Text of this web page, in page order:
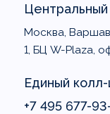
Москва,
1, БЦ W-Plaza,
Единый
+7 495 677-